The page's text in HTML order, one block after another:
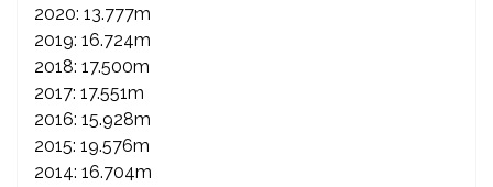
2020: 13.777m
2019: 16.724m
2018: 17.500m
2017: 17.551m
2016: 15.928m
2015: 19.576m
2014: 16.704m